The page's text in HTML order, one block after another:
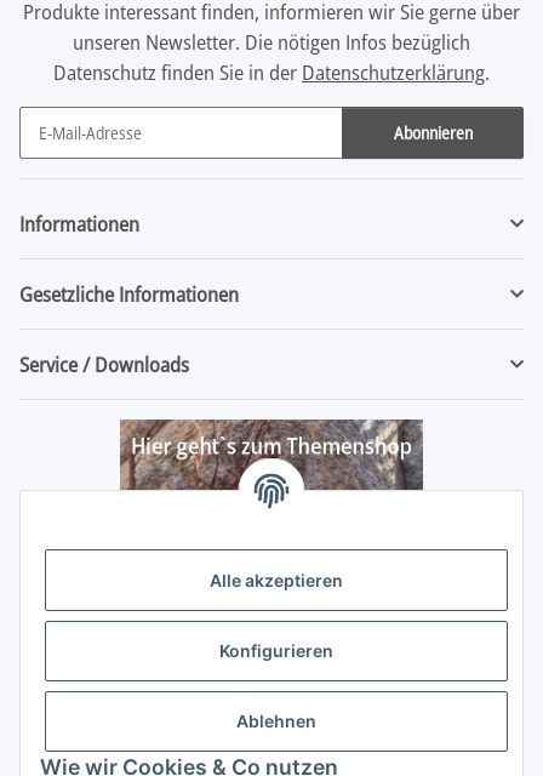
Alle akzeptieren
Konfigurieren
Ablehnen
Wie wir Cookies & Co nutzen
Produkte interessant finden, informieren wir Sie gerne über
unseren Newsletter. Die nötigen Infos bezüglich
Datenschutz finden Sie in der Datenschutzerklärung.
Abonnieren
Newsletter Abonnieren
Informationen
Gesetzliche Informationen
Service / Downloads